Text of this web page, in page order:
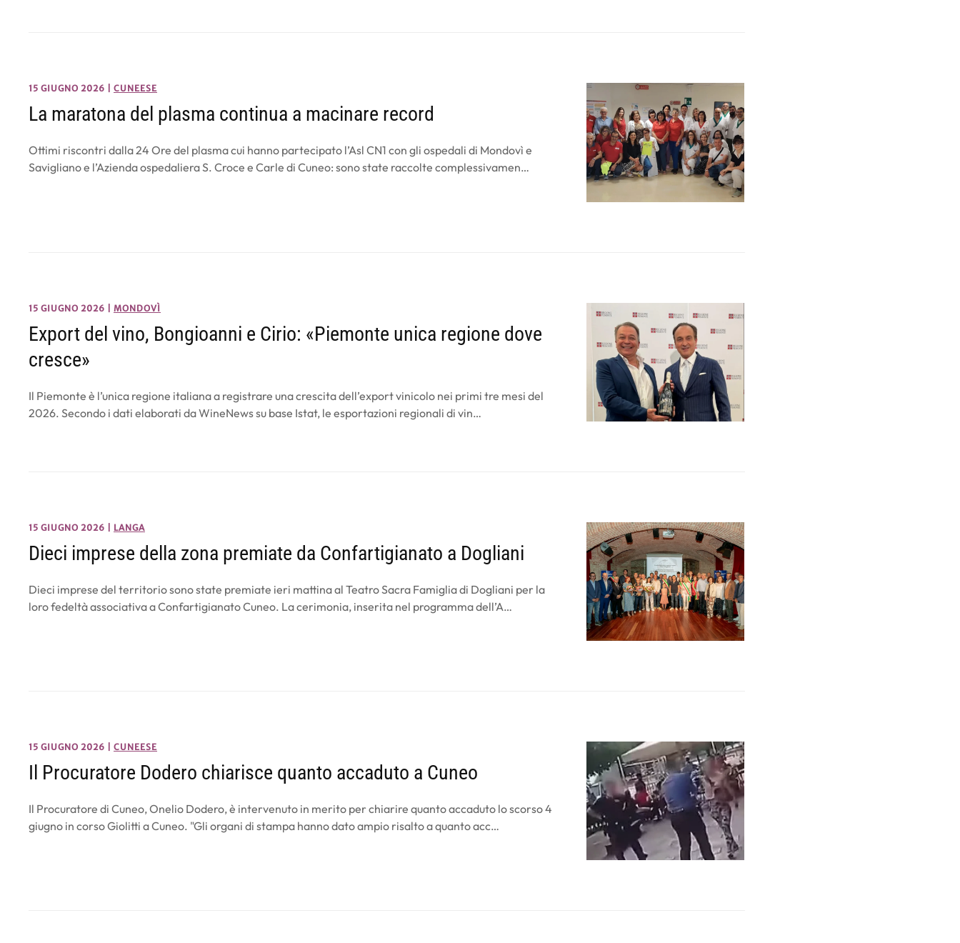
15 GIUGNO 2026 CUNEESE
La maratona del plasma continua a macinare record
Ottimi riscontri dalla 24 Ore del plasma cui hanno partecipato l’Asl CN1 con gli ospedali di Mondovì e
Savigliano e l’Azienda ospedaliera S. Croce e Carle di Cuneo: sono state raccolte complessivamen…
15 GIUGNO 2026 MONDOVÌ
Export del vino, Bongioanni e Cirio: «Piemonte unica regione dove
cresce»
Il Piemonte è l’unica regione italiana a registrare una crescita dell’export vinicolo nei primi tre mesi del
2026. Secondo i dati elaborati da WineNews su base Istat, le esportazioni regionali di vin…
15 GIUGNO 2026 LANGA
Dieci imprese della zona premiate da Confartigianato a Dogliani
Dieci imprese del territorio sono state premiate ieri mattina al Teatro Sacra Famiglia di Dogliani per la
loro fedeltà associativa a Confartigianato Cuneo. La cerimonia, inserita nel programma dell’A…
15 GIUGNO 2026 CUNEESE
Il Procuratore Dodero chiarisce quanto accaduto a Cuneo
Il Procuratore di Cuneo, Onelio Dodero, è intervenuto in merito per chiarire quanto accaduto lo scorso 4
giugno in corso Giolitti a Cuneo. "Gli organi di stampa hanno dato ampio risalto a quanto acc…